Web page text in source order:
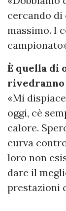
cercando
massimo. I
È quella di
rivedranno
«Mi
oggi, cè
calore.
curva
loro non
dare il
prestazioni